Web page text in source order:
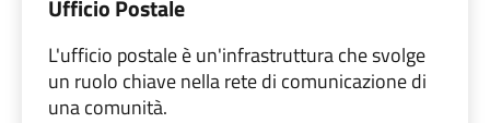
Ufficio Postale
L'ufficio postale è un'infrastruttura che svolge
un ruolo chiave nella rete di comunicazione di
una comunità.